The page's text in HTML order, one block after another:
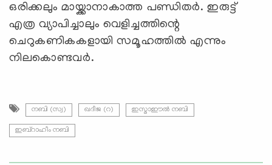
ഒരിക്കലും മായ്ക്കാനാകാത്ത പണ്ഡിതര്‍. ഇരുട്ട്
എത്ര വ്യാപിച്ചാലും വെളിച്ചത്തിന്റെ
ചെറുകണികകളായി സമൂഹത്തില്‍ എന്നും
നിലകൊണ്ടവര്‍.
നബി (സ്വ) ഖദീജ (റ) ഇസ്മാഈല്‍ നബി
ഇബ്‌റാഹീം നബി